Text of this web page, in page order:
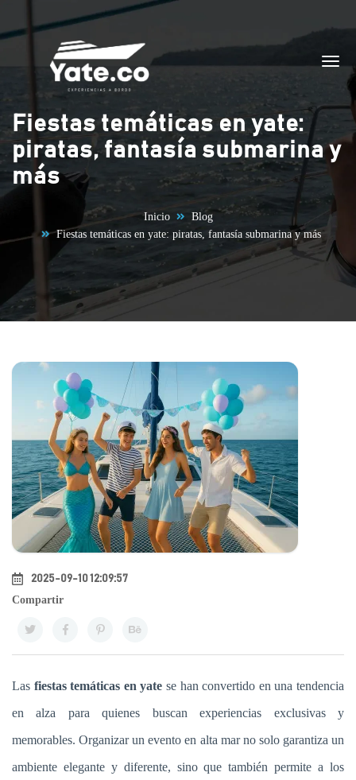
Saltar al contenido
Fiestas temáticas en yate:
piratas, fantasía submarina y
más
Inicio
Blog
Fiestas temáticas en yate: piratas, fantasía submarina y más
2025-09-10 12:09:57
Compartir
Las fiestas temáticas en yate se han convertido en una tendencia
en alza para quienes buscan experiencias exclusivas y
memorables. Organizar un evento en alta mar no solo garantiza un
ambiente elegante y diferente, sino que también permite a los